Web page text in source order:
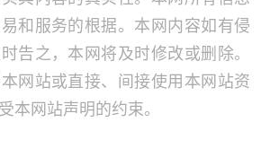
和服务的根据。本网内容如有侵
告之，本网将及时修改或删除。
网站或直接、间接使用本网站资
本网站声明的约束。